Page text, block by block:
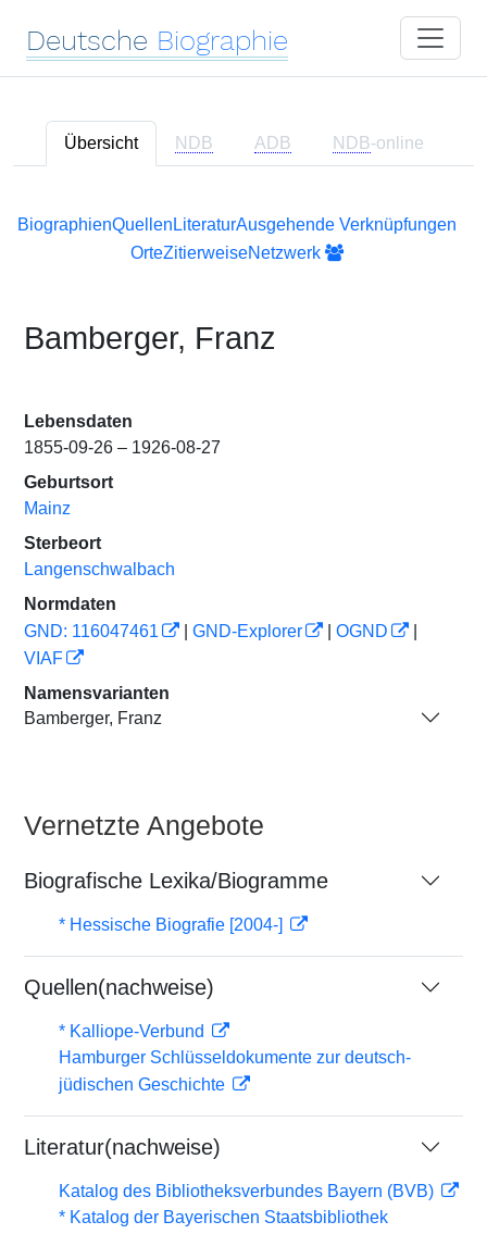
Deutsche Biographie
Übersicht NDB ADB NDB-online
BiographienQuellen LiteraturAusgehende Verknüpfungen
OrteZitierweiseNetzwerk
Bamberger, Franz
Lebensdaten
1855-09-26 – 1926-08-27
Geburtsort
Mainz
Sterbeort
Langenschwalbach
Normdaten
GND: 116047461
GND-Explorer OGND
VIAF
Namensvarianten
Bamberger, Franz
Vernetzte Angebote
Biografische Lexika/Biogramme
* Hessische Biografie [2004-]
Quellen(nachweise)
* Kalliope-Verbund
Hamburger Schlüsseldokumente zur deutsch-
jüdischen Geschichte
Literatur(nachweise)
Katalog des Bibliotheksverbundes Bayern (BVB)
* Katalog der Bayerischen Staatsbibliothek